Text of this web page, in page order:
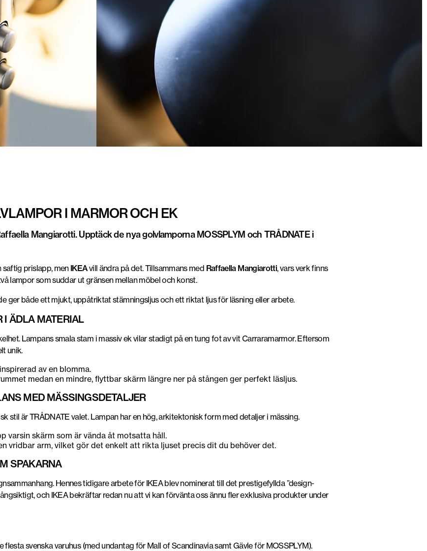
I MARMOR OCH EK
Mangiarotti. Upptäck de nya golvlamporna MOSSPLYM och TRÅDNATE i
prislapp, men IKEAvill ändra på det. Tillsammans med Raffaella Mangiarotti, vars verk finns
lampor som suddar ut gränsen mellan möbel och konst.
ger både ett mjukt, uppåtriktat stämningsljus och ett riktat ljus för läsning eller arbete.
I ÄDLA MATERIAL
Lampans smala stam i massiv ek vilar stadigt på en tung fot av vit Carraramarmor. Eftersom
unik.
av en blomma.
medan en mindre, flyttbar skärm längre ner på stången ger perfekt läsljus.
MED MÄSSINGSDETALJER
stil är TRÅDNATE valet. Lampan har en hög, arkitektonisk form med detaljer i mässing.
varsin skärm som är vända åt motsatta håll.
vridbar arm, vilket gör det enkelt att rikta ljuset precis dit du behöver det.
SPAKARNA
Hennes tidigare arbete för IKEA blev nominerat till det prestigefyllda ”design-
och IKEA bekräftar redan nu att vi kan förvänta oss ännu fler exklusiva produkter under
svenska varuhus (med undantag för Mall of Scandinavia samt Gävle för MOSSPLYM).